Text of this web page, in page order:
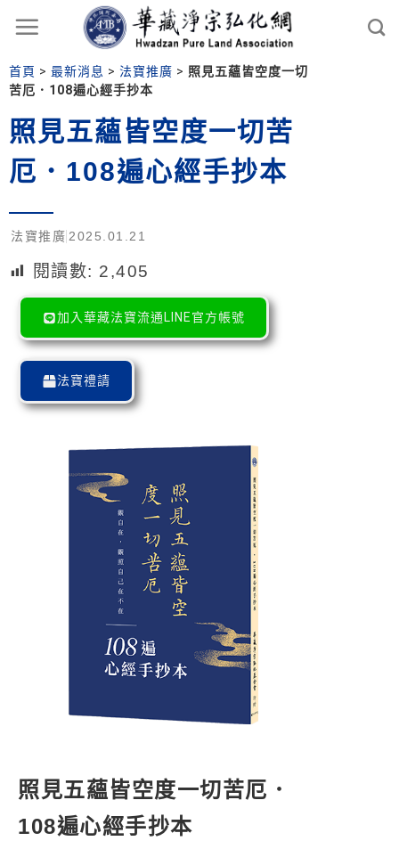
首頁 > 最新消息 > 法寶推廣 > 照見五蘊皆空度一切
苦厄．108遍心經手抄本
照見五蘊皆空度一切苦
厄．108遍心經手抄本
法寶推廣 2025.01.21
閱讀數: 2,405
加入華藏法寶流通LINE官方帳號
法寶禮請
照見五蘊皆空度一切苦厄．
108遍心經手抄本